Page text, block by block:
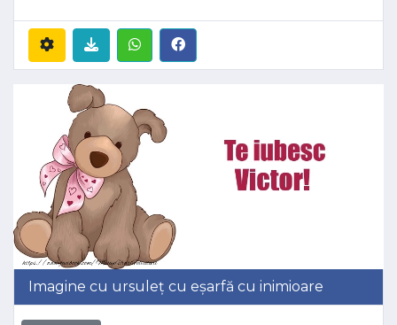
Imagine cu ursuleț cu eșarfă cu inimioare